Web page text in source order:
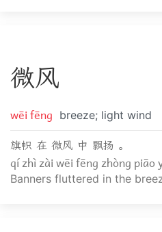
微风
wēi fēng breeze; light wind
旗帜 在 微风 中 飘扬 。
qí zhì zài wēi fēng zhòng piāo
Banners fluttered in the